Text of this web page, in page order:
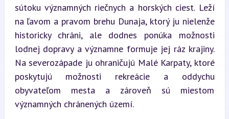
sútoku významných riečnych a horských ciest. Leží
na ľavom a pravom brehu Dunaja, ktorý ju nielenže
historicky chráni, ale dodnes ponúka možnosti
lodnej dopravy a významne formuje jej ráz krajiny.
Na severozápade ju ohraničujú Malé Karpaty, ktoré
poskytujú možnosti rekreácie a oddychu
obyvateľom mesta a zároveň sú miestom
významných chránených území.